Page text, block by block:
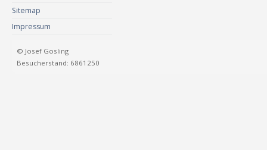
Sitemap
Impressum
© Josef Gosling
Besucherstand: 6861250